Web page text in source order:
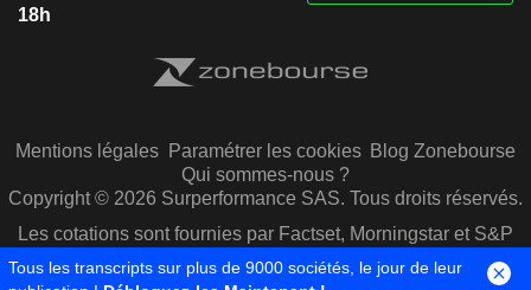
18h
Mentions légales Paramétrer les cookies Blog Zonebourse
Qui sommes-nous ?
Copyright © 2026 Surperformance SAS. Tous droits réservés.
Les cotations sont fournies par Factset, Morningstar et S&P
Capital IQ
Tous les transcripts sur plus de 9000 sociétés, le jour de leur